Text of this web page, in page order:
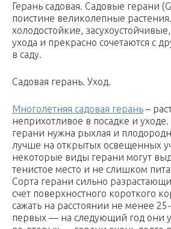
Герань садовая. Садовые герани
поистине великолепные
холодостойкие,
ухода и прекрасно сочетаются с
в саду.
Садовая герань. Уход.
Многолетняя садовая герань –
неприхотливое в посадке и
герани нужна рыхлая и
лучше на открытых освещенных
некоторые виды герани могут
тенистое место и не слишком
Сорта герани сильно
счет поверхностного короткого
сажать на расстоянии не менее
первых — на следующий год они